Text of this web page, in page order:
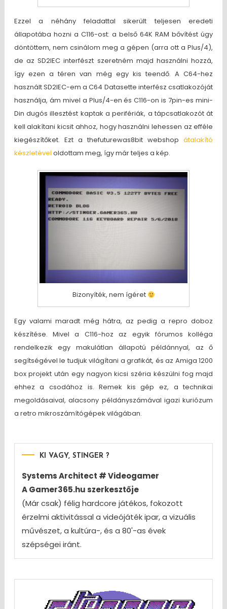
Ezzel a néhány feladattal sikerült teljesen eredeti
állapotába hozni a C116-ost: a belső 64K RAM bővítést úgy
döntöttem, nem csinálom meg a gépen (arra ott a Plus/4),
de az SD2IEC interfészt szeretném majd használni hozzá,
így ezen a téren van még egy kis teendő. A C64-hez
használt SD2IEC-em a C64 Datasette interfész csatlakozóját
használja, ám mivel a Plus/4-en és C116-on is 7pin-es mini-
Din dugós illesztést kaptak a perifériák, a tápcsatlakozót át
kell alakítani kicsit ahhoz, hogy használni lehessen az efféle
kiegészítőket. Ezt a thefuturewas8bit webshopátalakító
készletével oldottam meg, így már teljes a kép.
Bizonyíték, nem ígéret
Egy valami maradt még hátra, az pedig a repro doboz
készítése. Mivel a C116-hoz az egyik fórumos kolléga
rendelkezik egy makulátlan állapotú példánnyal, az ő
segítségével le tudjuk világítani a grafikát, és az Amiga 1200
box projekt után egy nagyon kicsi széria készülni fog majd
ehhez a csodához is. Remek kis gép ez, a technikai
megoldásaival, alacsony példányszámával igazi kuriózum
a retro mikroszámítógépek világában.
KI VAGY, STINGER ?
Systems Architect # Videogamer
A Gamer365.hu szerkesztője
(Már csak) félig hardcore játékos, fokozott
érzelmi aktivitással a videójáték ipar, a vizuális
művészet, a kultúra-, és a 80'-as évek
szépségei iránt.